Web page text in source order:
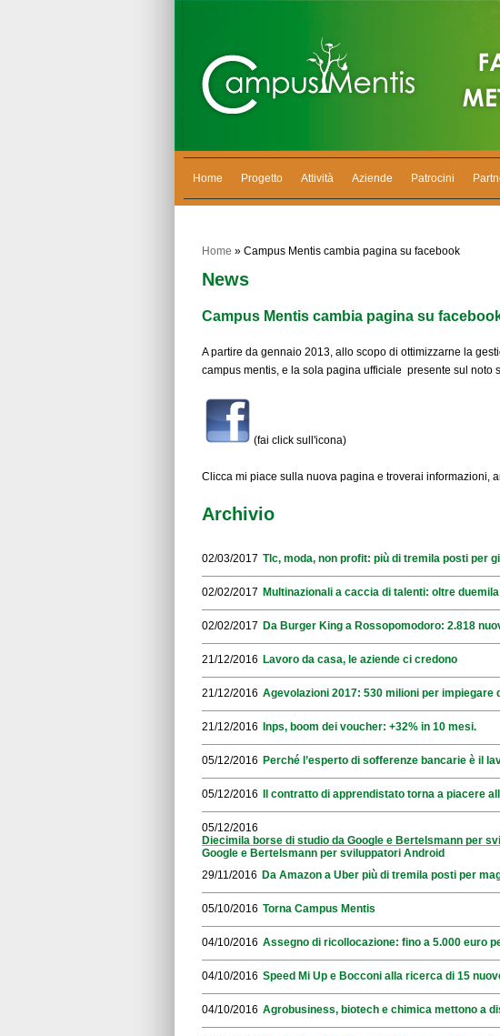
Home Progetto Attività Aziende Patrocini
Home » Campus Mentis cambia pagina su facebook
News
Campus Mentis cambia pagina su
A partire da gennaio 2013, allo scopo di ottimizzarne la
campus mentis, e la sola pagina ufficiale presente sul noto
(fai click sull'icona)
Clicca mi piace sulla nuova pagina e troverai informazioni,
Archivio
02/03/2017 Tlc, moda, non profit: più di tremila posti per
02/02/2017 Multinazionali a caccia di talenti: oltre
02/02/2017 Da Burger King a Rossopomodoro: 2.818
21/12/2016 Lavoro da casa, le aziende ci credono
21/12/2016 Agevolazioni 2017: 530 milioni per impiegare
21/12/2016 Inps, boom dei voucher: +32% in 10 mesi.
05/12/2016 Perché l’esperto di sofferenze bancarie è il
05/12/2016 Il contratto di apprendistato torna a piacere
05/12/2016
Diecimila borse di studio da Google e Bertelsmann per
Google e Bertelsmann per sviluppatori Android
29/11/2016 Da Amazon a Uber più di tremila posti per
05/10/2016 Torna Campus Mentis
04/10/2016 Assegno di ricollocazione: fino a 5.000 euro
04/10/2016 Speed Mi Up e Bocconi alla ricerca di 15
04/10/2016 Agrobusiness, biotech e chimica mettono a